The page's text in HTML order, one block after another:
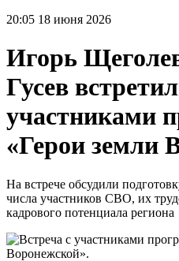
20:05 18 июня 2026
Игорь
Гусев
участниками
«Герои земли
На встрече обсудили
числа участников СВО, их
кадрового потенциала региона